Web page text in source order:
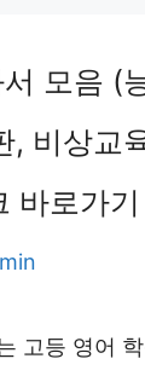
모음 (
, 비상교
바로가기
고등 영어